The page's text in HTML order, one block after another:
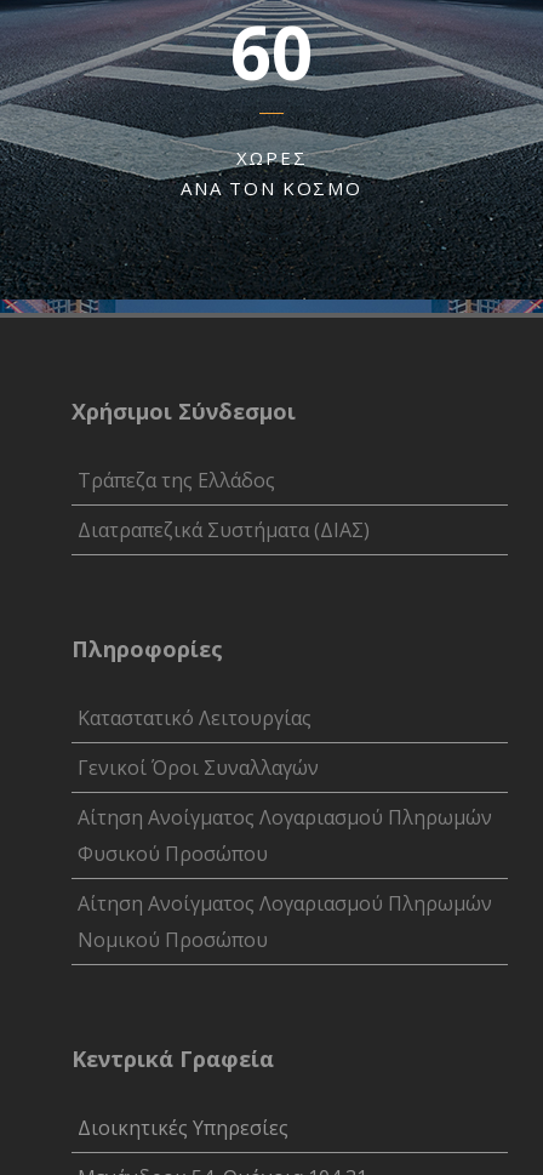
60
ΧΏΡΕΣ
ΑΝΑ ΤΟΝ ΚΌΣΜΟ
Χρήσιμοι Σύνδεσμοι
Τράπεζα της Ελλάδος
Διατραπεζικά Συστήματα (ΔΙΑΣ)
Πληροφορίες
Καταστατικό Λειτουργίας
Γενικοί Όροι Συναλλαγών
Αίτηση Ανοίγματος Λογαριασμού Πληρωμών
Φυσικού Προσώπου
Αίτηση Ανοίγματος Λογαριασμού Πληρωμών
Νομικού Προσώπου
Κεντρικά Γραφεία
Διοικητικές Υπηρεσίες